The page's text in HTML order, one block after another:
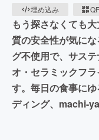
埋め込み
もう探さなくても
質の安全性が気に
グ不使用で、サス
オ・セラミックフ
す。毎日の食事に
ディング、machi-